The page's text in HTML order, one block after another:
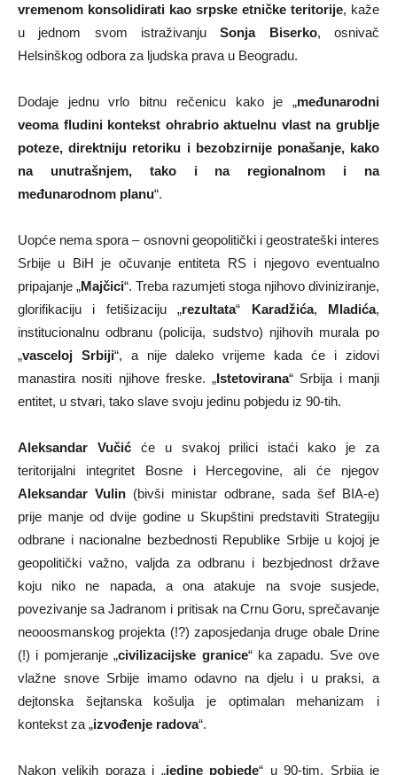
vremenom konsolidirati kao srpske etničke teritorije, kaže
u jednom svom istraživanjuSonja Biserko, osnivač
Helsinškog odbora za ljudska prava u Beogradu.
Dodaje jednu vrlo bitnu rečenicu kako je „međunarodni
veoma fludini kontekst ohrabrio aktuelnu vlast na grublje
poteze, direktniju retoriku i bezobzirnije ponašanje, kako
na unutrašnjem, tako i na regionalnom i na
međunarodnom planu“.
Uopće nema spora – osnovni geopolitički i geostrateški interes
Srbije u BiH je očuvanje entiteta RS i njegovo eventualno
pripajanje „Majčici“. Treba razumjeti stoga njihovo diviniziranje,
glorifikaciju i fetišizaciju „rezultata“ Karadžića, Mladića,
institucionalnu odbranu (policija, sudstvo) njihovih murala po
„vasceloj Srbiji“, a nije daleko vrijeme kada će i zidovi
manastira nositi njihove freske. „Istetovirana“ Srbija i manji
entitet, u stvari, tako slave svoju jedinu pobjedu iz 90-tih.
Aleksandar Vučićće u svakoj prilici istaći kako je za
teritorijalni integritet Bosne i Hercegovine, ali će njegov
Aleksandar Vulin (bivši ministar odbrane, sada šef BIA-e)
prije manje od dvije godine u Skupštini predstaviti Strategiju
odbrane i nacionalne bezbednosti Republike Srbije u kojoj je
geopolitički važno, valjda za odbranu i bezbjednost države
koju niko ne napada, a ona atakuje na svoje susjede,
povezivanje sa Jadranom i pritisak na Crnu Goru, sprečavanje
neooosmanskog projekta (!?) zaposjedanja druge obale Drine
(!) i pomjeranje „civilizacijske granice“ ka zapadu. Sve ove
vlažne snove Srbije imamo odavno na djelu i u praksi, a
dejtonska šejtanska košulja je optimalan mehanizam i
kontekst za „izvođenje radova“.
Nakon velikih poraza i „jedine pobjede“ u 90-tim, Srbija je